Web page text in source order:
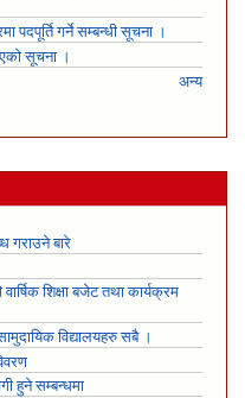
पदपूर्ति गर्ने सम्बन्धी सूचना ।
सूचना ।
अन्य
गराउने बारे
शिक्षा बजेट तथा कार्यक्रम
विद्यालयहरु सबै ।
हुने सम्बन्धमा